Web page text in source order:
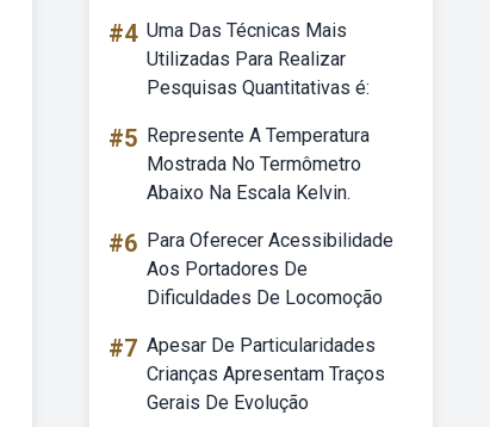
#4 Uma Das Técnicas Mais
Utilizadas Para Realizar
Pesquisas Quantitativas é:
#5 Represente A Temperatura
Mostrada No Termômetro
Abaixo Na Escala Kelvin.
#6 Para Oferecer Acessibilidade
Aos Portadores De
Dificuldades De Locomoção
#7 Apesar De Particularidades
Crianças Apresentam Traços
Gerais De Evolução